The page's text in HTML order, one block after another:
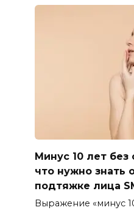
Минус 10 лет без
что нужно знать
подтяжке лица
Выражение «минус